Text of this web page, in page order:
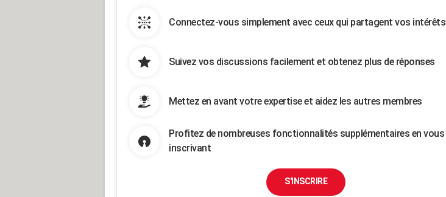
Connectez-vous simplement avec ceux qui partagent vos intérêts
Suivez vos discussions facilement et obtenez plus de réponses
Mettez en avant votre expertise et aidez les autres membres
Profitez de nombreuses fonctionnalités supplémentaires en vous
inscrivant
S'INSCRIRE